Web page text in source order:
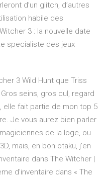
d’un glitch, d’autres
habile des
3 : la nouvelle date
specialiste des jeux
3 Wild Hunt que Triss
seins, gros cul, regard
elle fait partie de mon top 5
Je vous aurez bien parler
de la loge, ou
mais, en bon otaku, j’en
dans The Witcher |
d'inventaire dans « The